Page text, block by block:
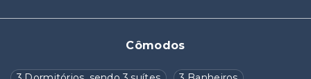
Cômodos